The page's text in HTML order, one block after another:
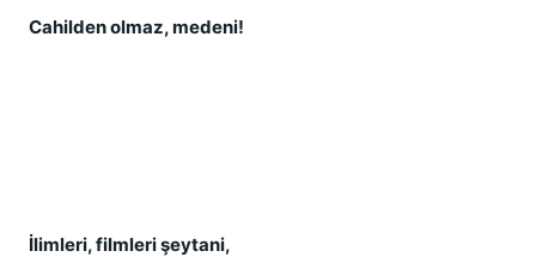
Cahilden olmaz, medeni!
İlimleri, filmleri şeytani,